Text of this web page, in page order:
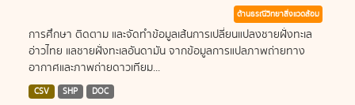
ด้านธรณีวิทยาสิ่งแวดล้อม
การศึกษา ติดตาม และจัดทำข้อมูลเส้นการเปลี่ยนแปลงชายฝั่งทะเล
อ่าวไทย แลชายฝั่งทะเลอันดามัน จากข้อมูลการแปลภาพถ่ายทาง
อากาศและภาพถ่ายดาวเทียม...
CSV SHP DOC